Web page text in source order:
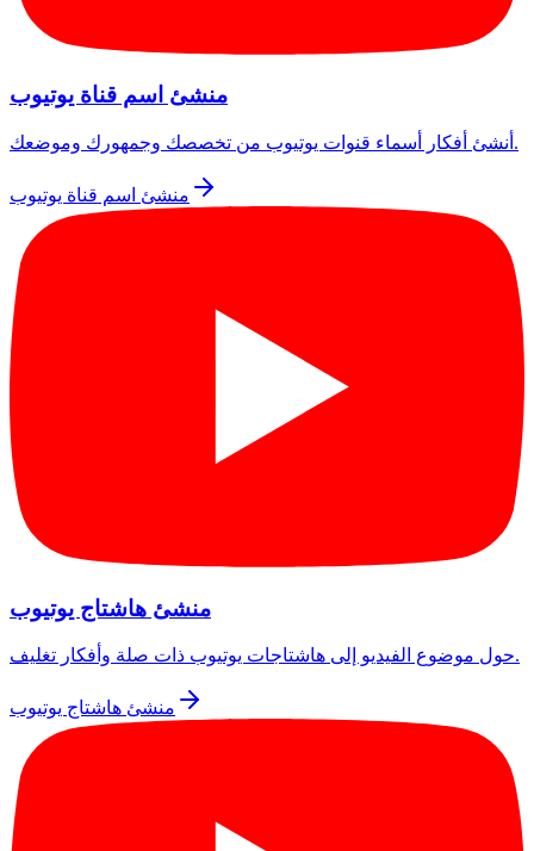
منشئ اسم قناة يوتيوب
أنشئ أفكار أسماء قنوات يوتيوب من تخصصك وجمهورك وموضعك.
منشئ اسم قناة يوتيوب
منشئ هاشتاج يوتيوب
حول موضوع الفيديو إلى هاشتاجات يوتيوب ذات صلة وأفكار تغليف.
منشئ هاشتاج يوتيوب